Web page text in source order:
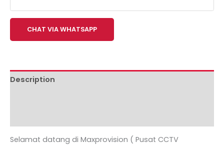
CHAT VIA WHATSAPP
Description
Selamat datang di Maxprovision ( Pusat CCTV